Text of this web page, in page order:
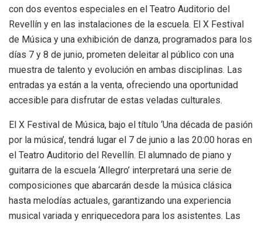
con dos eventos especiales en el Teatro Auditorio del
Revellín y en las instalaciones de la escuela. El X Festival
de Música y una exhibición de danza, programados para los
días 7 y 8 de junio, prometen deleitar al público con una
muestra de talento y evolución en ambas disciplinas. Las
entradas ya están a la venta, ofreciendo una oportunidad
accesible para disfrutar de estas veladas culturales.
El X Festival de Música, bajo el título ‘Una década de pasión
por la música’, tendrá lugar el 7 de junio a las 20:00 horas en
el Teatro Auditorio del Revellín. El alumnado de piano y
guitarra de la escuela ‘Allegro’ interpretará una serie de
composiciones que abarcarán desde la música clásica
hasta melodías actuales, garantizando una experiencia
musical variada y enriquecedora para los asistentes. Las